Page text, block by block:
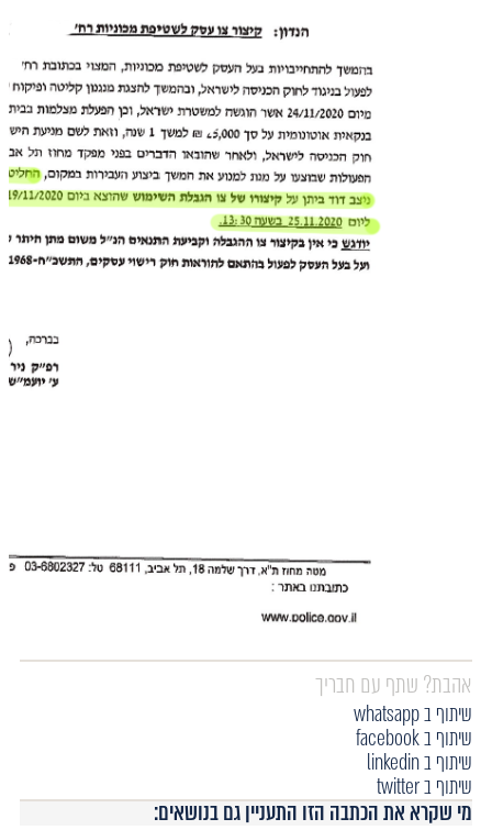
אהבת? שתף עם חבריך
שיתוף ב whatsapp
שיתוף ב facebook
שיתוף ב linkedin
שיתוף ב twitter
מי שקרא את הכתבה הזו התעניין גם בנושאים: